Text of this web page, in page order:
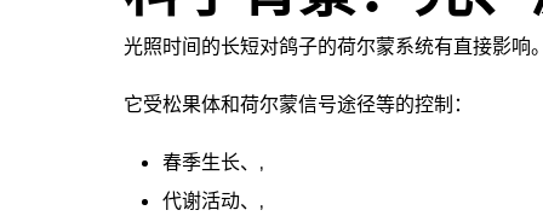
光照时间的长短对鸽子的荷尔蒙系统有直接影响
它受松果体和荷尔蒙信号途径等的控制：
春季生长、,
代谢活动、,